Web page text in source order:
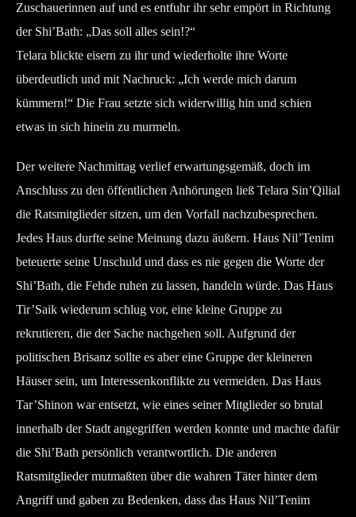
Zuschauerinnen auf und es entfuhr ihr sehr empört in Richtung
der Shi’Bath: „Das soll alles sein!?“
Telara blickte eisern zu ihr und wiederholte ihre Worte
überdeutlich und mit Nachruck: „Ich werde mich darum
kümmern!“ Die Frau setzte sich widerwillig hin und schien
etwas in sich hinein zu murmeln.
Der weitere Nachmittag verlief erwartungsgemäß, doch im
Anschluss zu den öffentlichen Anhörungen ließ Telara Sin’Qilial
die Ratsmitglieder sitzen, um den Vorfall nachzubesprechen.
Jedes Haus durfte seine Meinung dazu äußern. Haus Nil’Tenim
beteuerte seine Unschuld und dass es nie gegen die Worte der
Shi’Bath, die Fehde ruhen zu lassen, handeln würde. Das Haus
Tir’Saik wiederum schlug vor, eine kleine Gruppe zu
rekrutieren, die der Sache nachgehen soll. Aufgrund der
politischen Brisanz sollte es aber eine Gruppe der kleineren
Häuser sein, um Interessenkonflikte zu vermeiden. Das Haus
Tar’Shinon war entsetzt, wie eines seiner Mitglieder so brutal
innerhalb der Stadt angegriffen werden konnte und machte dafür
die Shi’Bath persönlich verantwortlich. Die anderen
Ratsmitglieder mutmaßten über die wahren Täter hinter dem
Angriff und gaben zu Bedenken, dass das Haus Nil’Tenim